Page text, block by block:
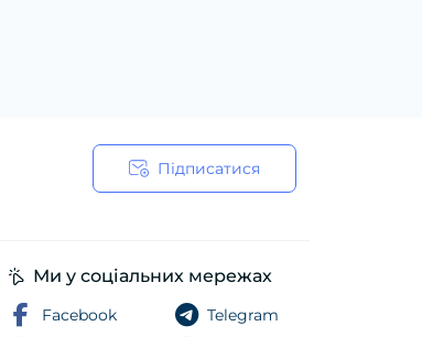
Підписатися
Ми у соціальних мережах
Facebook
Telegram